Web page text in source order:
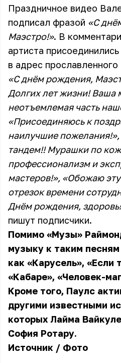
Праздничное видео
подписал фразой «С
Маэстро!». В
артиста
в адрес
«С днём рождения,
Долгих лет жизни! Ваша
неотъемлемая часть
«Присоединяюсь к
наилучшие
тандем!! Мурашки по
профессионализм и
мастеров!», «Обожаю
отрезок времени
Днём рождения,
пишут подписчики.
Помимо «Музы»
музыку к таким
как «Карусель», «Если
«Кабаре», «Человек-
Кроме того, Паулс
другими известными
которых Лайма
София Ротару.
Источник / Фото